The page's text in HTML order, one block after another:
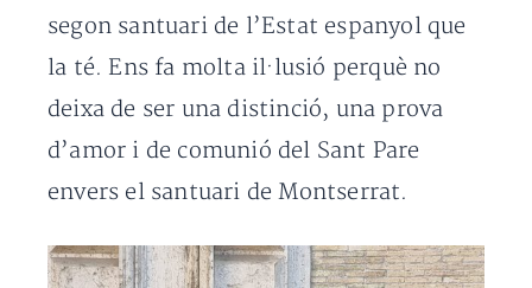
segon santuari de l’Estat espanyol que
la té. Ens fa molta il·lusió perquè no
deixa de ser una distinció, una prova
d’amor i de comunió del Sant Pare
envers el santuari de Montserrat.